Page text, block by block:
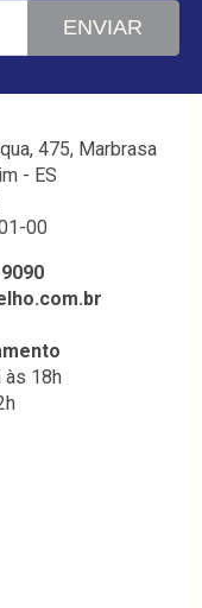
ENVIAR
475, Marbrasa
- ES
00
às 18h